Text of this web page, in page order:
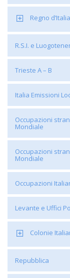
Regno d’Italia
R.S.I. e
Trieste A – B
Italia Emissioni
Occupazioni
Mondiale
Occupazioni
Mondiale
Occupazioni
Levante e Uffici
Colonie
Repubblica